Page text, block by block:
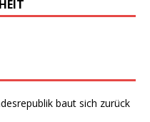
baut sich zurück